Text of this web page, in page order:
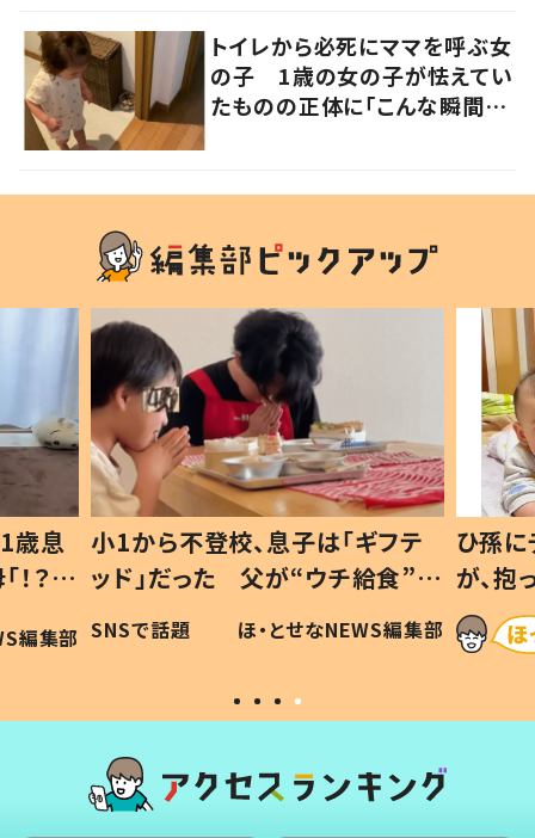
トイレから必死にママを呼ぶ女
の子 1歳の女の子が怯えてい
たものの正体に「こんな瞬間
歳息
？」
編集部
小1から不登校、息子は「ギフテ
ッド」だった 父が“ウチ給食”を
作り続ける理由とは #令和の親
#令和の子
SNSで話題 ほ・とせなNEWS編集部
ひ孫
が、
「涙が
い」